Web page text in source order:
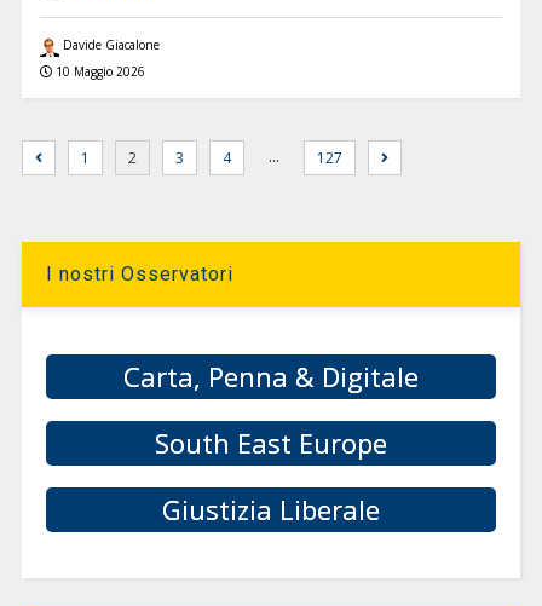
Davide Giacalone
10 Maggio 2026
1 2 3 4 … 127
I nostri Osservatori
Carta, Penna & Digitale
South East Europe
Giustizia Liberale